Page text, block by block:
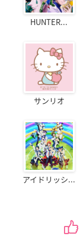
HUNTER...
サンリオ
アイドリッシ...